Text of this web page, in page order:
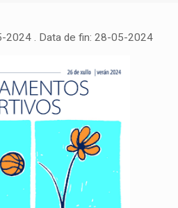
2024 . Data de fin: 28-05-2024